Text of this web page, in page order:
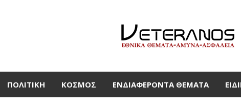
ΠΟΛΙΤΙΚΉ ΚΌΣΜΟΣ ΕΝΔΙΑΦΈΡΟΝΤΑ ΘΈΜΑΤΑ